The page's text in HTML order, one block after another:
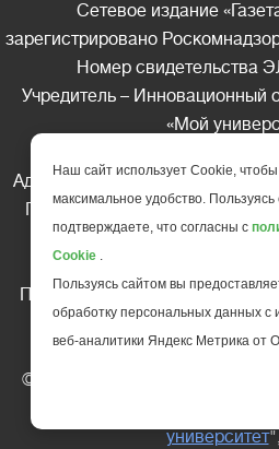
Сетевое издание
зарегистрировано
Номер свидетельства
Учредитель – Инновационный
«Мой
Адрес редакции: 185035
Петрозаводск, ул. Фридриха
Телефон редакции: +7
Перепечатка материалов
письменного
Ссылка на «Газету
© АНО ДПО "Инновационный
повышения квалификации и
университет
Наш сайт использует Cookie,
максимальное удобство. Пользуясь
подтверждаете, что согласны с
Cookie .
Пользуясь сайтом вы
обработку персональных данных с
веб-аналитики Яндекс Метрика от